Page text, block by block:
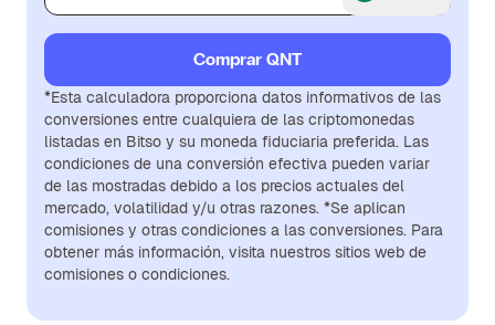
Comprar QNT
*Esta calculadora proporciona datos informativos de las
conversiones entre cualquiera de las criptomonedas
listadas en Bitso y su moneda fiduciaria preferida. Las
condiciones de una conversión efectiva pueden variar
de las mostradas debido a los precios actuales del
mercado, volatilidad y/u otras razones. *Se aplican
comisiones y otras condiciones a las conversiones. Para
obtener más información, visita nuestros sitios web de
comisiones o condiciones.